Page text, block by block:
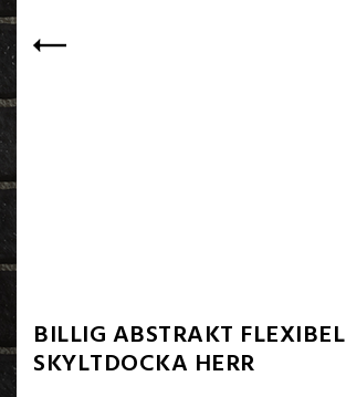
BILLIG ABSTRAKT FLEXIBEL
SKYLTDOCKA HERR